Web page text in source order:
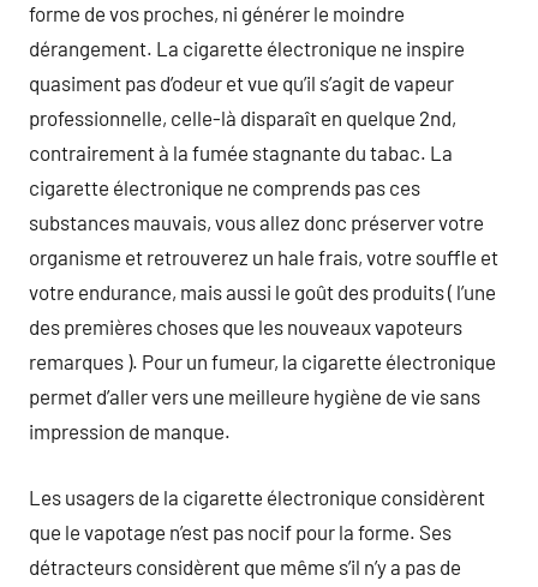
forme de vos proches, ni générer le moindre
dérangement. La cigarette électronique ne inspire
quasiment pas d’odeur et vue qu’il s’agit de vapeur
professionnelle, celle-là disparaît en quelque 2nd,
contrairement à la fumée stagnante du tabac. La
cigarette électronique ne comprends pas ces
substances mauvais, vous allez donc préserver votre
organisme et retrouverez un hale frais, votre souffle et
votre endurance, mais aussi le goût des produits ( l’une
des premières choses que les nouveaux vapoteurs
remarques ). Pour un fumeur, la cigarette électronique
permet d’aller vers une meilleure hygiène de vie sans
impression de manque.
Les usagers de la cigarette électronique considèrent
que le vapotage n’est pas nocif pour la forme. Ses
détracteurs considèrent que même s’il n’y a pas de